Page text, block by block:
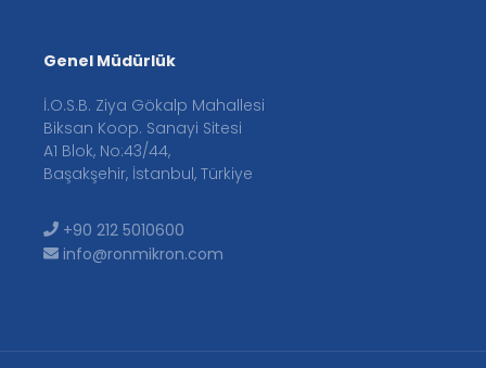
Genel Müdürlük
İ.O.S.B. Ziya Gökalp Mahallesi
Biksan Koop. Sanayi Sitesi
A1 Blok, No:43/44,
Başakşehir, İstanbul, Türkiye
+90 212 5010600
info@ronmikron.com